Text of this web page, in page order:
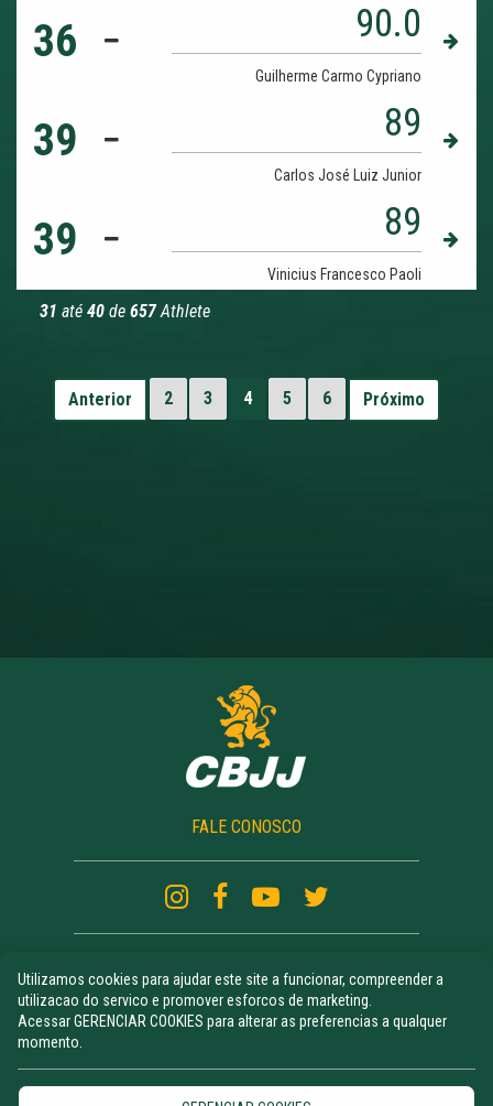
36 90.0
Guilherme Carmo Cypriano
39 89
Carlos José Luiz Junior
39 89
Vinicius Francesco Paoli
31 até 40de 657Athlete
Anterior 2 3 4 5 6 Próximo
FALE CONOSCO
CAMPEONATOS
ATLETAS RANKING
UNIFORME
Utilizamos cookies para ajudar este site a funcionar, compreender a
utilizacao do servico e promover esforcos de marketing.
Acessar GERENCIAR COOKIES para alterar as preferencias a qualquer
momento.